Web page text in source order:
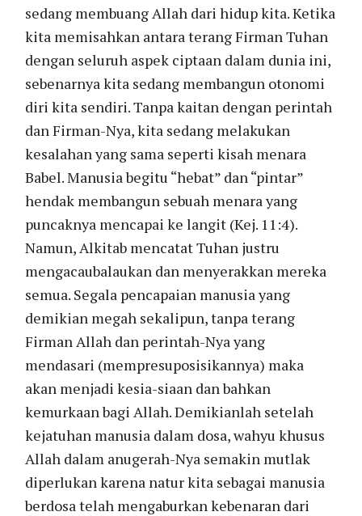
sedang membuang Allah dari hidup kita. Ketika
kita memisahkan antara terang Firman Tuhan
dengan seluruh aspek ciptaan dalam dunia ini,
sebenarnya kita sedang membangun otonomi
diri kita sendiri. Tanpa kaitan dengan perintah
dan Firman-Nya, kita sedang melakukan
kesalahan yang sama seperti kisah menara
Babel. Manusia begitu “hebat” dan “pintar”
hendak membangun sebuah menara yang
puncaknya mencapai ke langit (Kej. 11:4).
Namun, Alkitab mencatat Tuhan justru
mengacaubalaukan dan menyerakkan mereka
semua. Segala pencapaian manusia yang
demikian megah sekalipun, tanpa terang
Firman Allah dan perintah-Nya yang
mendasari (mempresuposisikannya) maka
akan menjadi kesia-siaan dan bahkan
kemurkaan bagi Allah. Demikianlah setelah
kejatuhan manusia dalam dosa, wahyu khusus
Allah dalam anugerah-Nya semakin mutlak
diperlukan karena natur kita sebagai manusia
berdosa telah mengaburkan kebenaran dari